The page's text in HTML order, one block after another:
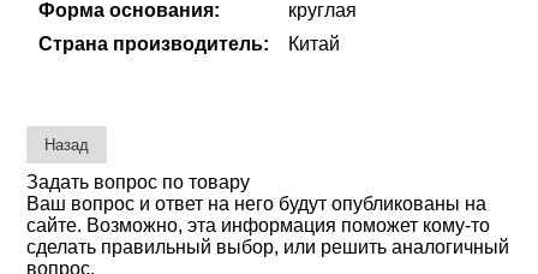
Форма основания:
круглая
Страна производитель:
Китай
Задать вопрос по товару
Ваш вопрос и ответ на него будут опубликованы на
сайте. Возможно, эта информация поможет кому-то
сделать правильный выбор, или решить аналогичный
вопрос.